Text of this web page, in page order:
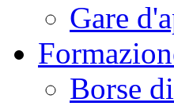
Gare
Borse